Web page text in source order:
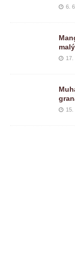
6.
17.
15.